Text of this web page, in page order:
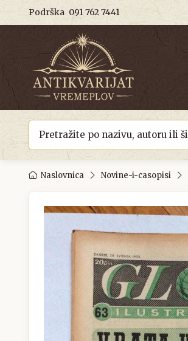
Podrška 091 762 7441
Naslovnica Novine-i-casopisi